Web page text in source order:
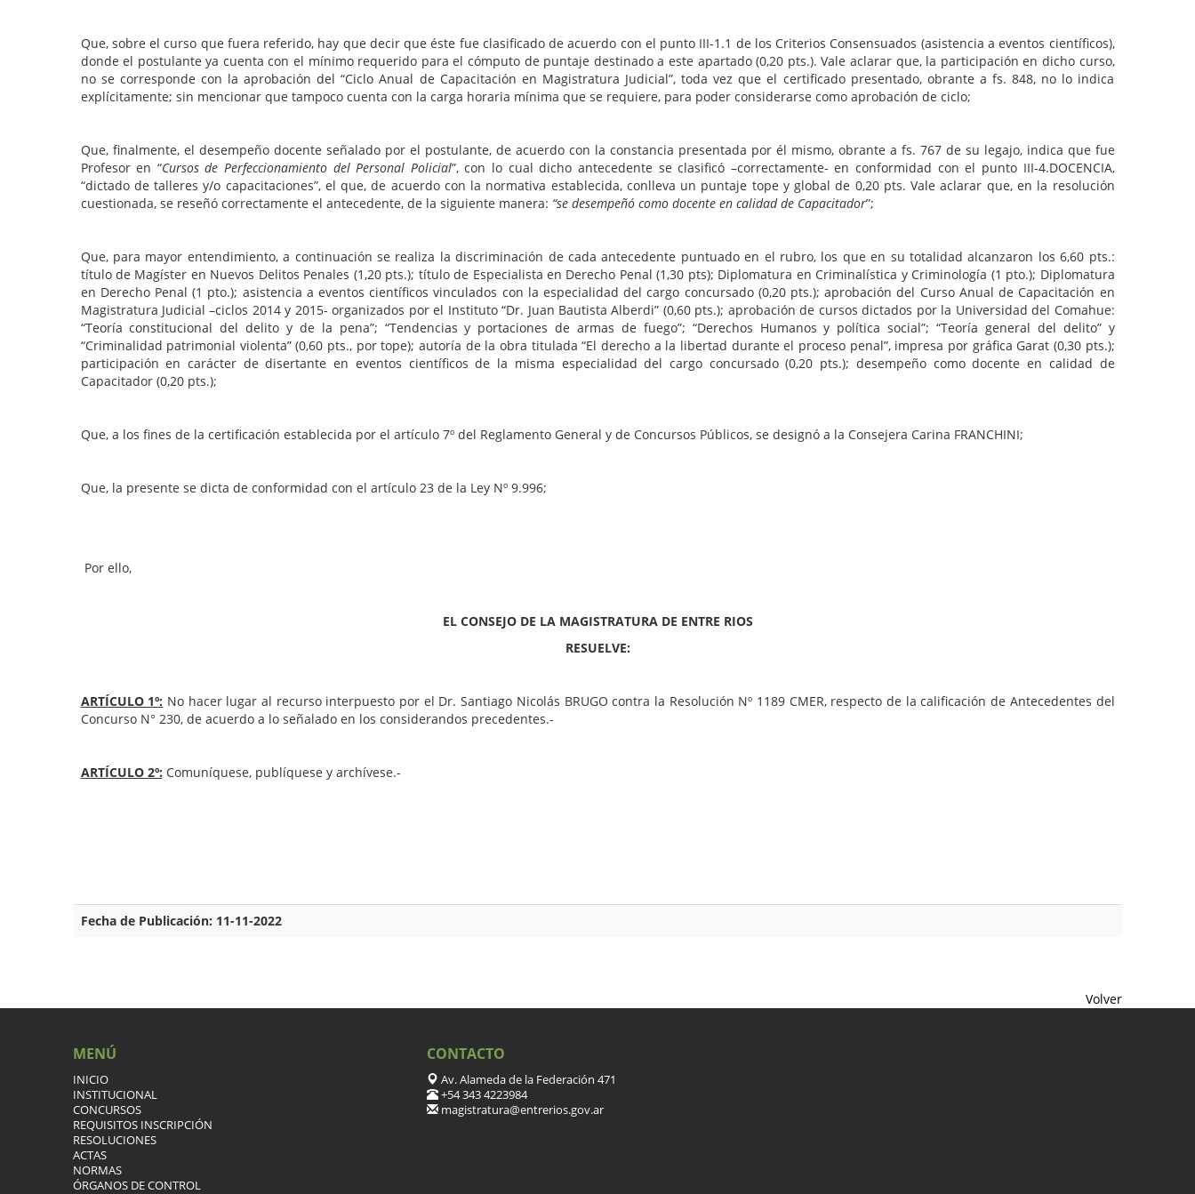
Que, sobre el curso que fuera referido, hay que decir que éste fue clasificado de acuerdo con el punto III-1.1 de los Criterios Consensuados (asistencia a eventos científicos),
donde el postulante ya cuenta con el mínimo requerido para el cómputo de puntaje destinado a este apartado (0,20 pts.). Vale aclarar que, la participación en dicho curso,
no se corresponde con la aprobación del “Ciclo Anual de Capacitación en Magistratura Judicial”, toda vez que el certificado presentado, obrante a fs. 848, no lo indica
explícitamente; sin mencionar que tampoco cuenta con la carga horaria mínima que se requiere, para poder considerarse como aprobación de ciclo;
Que, finalmente, el desempeño docente señalado por el postulante, de acuerdo con la constancia presentada por él mismo, obrante a fs. 767 de su legajo, indica que fue
Profesor en “Cursos de Perfeccionamiento del Personal Policial”, con lo cual dicho antecedente se clasificó –correctamente- en conformidad con el punto III-4.DOCENCIA,
“dictado de talleres y/o capacitaciones”, el que, de acuerdo con la normativa establecida, conlleva un puntaje tope y global de 0,20 pts. Vale aclarar que, en la resolución
cuestionada, se reseñó correctamente el antecedente, de la siguiente manera: “se desempeñó como docente en calidad de Capacitador”;
Que, para mayor entendimiento, a continuación se realiza la discriminación de cada antecedente puntuado en el rubro, los que en su totalidad alcanzaron los 6,60 pts.:
título de Magíster en Nuevos Delitos Penales (1,20 pts.); título de Especialista en Derecho Penal (1,30 pts); Diplomatura en Criminalística y Criminología (1 pto.); Diplomatura
en Derecho Penal (1 pto.); asistencia a eventos científicos vinculados con la especialidad del cargo concursado (0,20 pts.); aprobación del Curso Anual de Capacitación en
Magistratura Judicial –ciclos 2014 y 2015- organizados por el Instituto “Dr. Juan Bautista Alberdi” (0,60 pts.); aprobación de cursos dictados por la Universidad del Comahue:
“Teoría constitucional del delito y de la pena”; “Tendencias y portaciones de armas de fuego”; “Derechos Humanos y política social”; “Teoría general del delito” y
“Criminalidad patrimonial violenta” (0,60 pts., por tope); autoría de la obra titulada “El derecho a la libertad durante el proceso penal”, impresa por gráfica Garat (0,30 pts.);
participación en carácter de disertante en eventos científicos de la misma especialidad del cargo concursado (0,20 pts.); desempeño como docente en calidad de
Capacitador (0,20 pts.);
Que, a los fines de la certificación establecida por el artículo 7º del Reglamento General y de Concursos Públicos, se designó a la Consejera Carina FRANCHINI;
Que, la presente se dicta de conformidad con el artículo 23 de la Ley Nº 9.996;
Por ello,
EL CONSEJO DE LA MAGISTRATURA DE ENTRE RIOS
RESUELVE:
ARTÍCULO 1º: No hacer lugar al recurso interpuesto por el Dr. Santiago Nicolás BRUGO contra la Resolución Nº 1189 CMER, respecto de la calificación de Antecedentes del
Concurso N° 230, de acuerdo a lo señalado en los considerandos precedentes.-
ARTÍCULO 2º: Comuníquese, publíquese y archívese.-
Fecha de Publicación: 11-11-2022
Volver
MENÚ
INICIO
INSTITUCIONAL
CONCURSOS
REQUISITOS INSCRIPCIÓN
RESOLUCIONES
ACTAS
NORMAS
ÓRGANOS DE CONTROL
CONTACTO
Av. Alameda de la Federación 471
+54 343 4223984
magistratura@entrerios.gov.ar